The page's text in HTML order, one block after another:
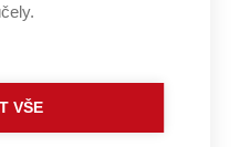
do budoucna
VŠE